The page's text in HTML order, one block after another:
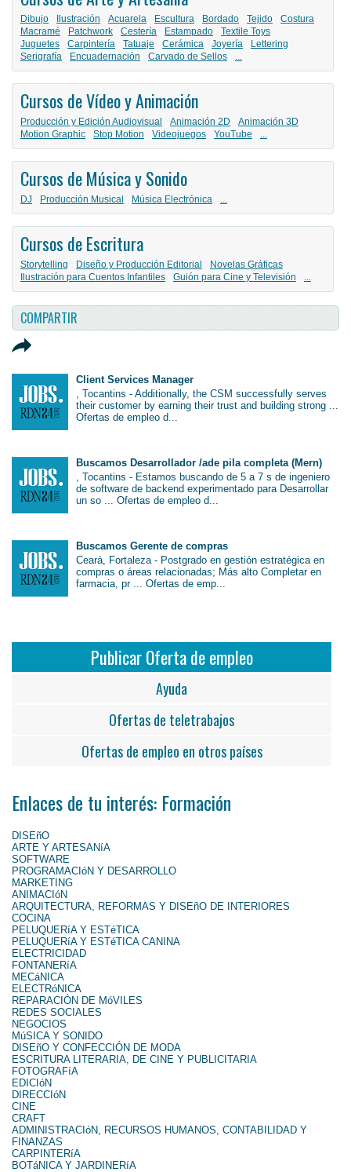
Dibujo Ilustración Acuarela Escultura Bordado Tejido
Costura
Macramé
Patchwork Cestería Estampado
Textile Toys
Juguetes
Carpintería Tatuaje Cerámica Joyería
Lettering
Serigrafía
Encuadernación Carvado de Sellos ...
Cursos de Vídeo y Animación
Producción y Edición Audiovisual Animación 2D
Animación 3D
Motion Graphic
Stop Motion Videojuegos YouTube ...
Cursos de Música y Sonido
DJ Producción Musical Música Electrónica ...
Cursos de Escritura
Storytelling Diseño y Producción Editorial
Novelas Gráficas
Ilustración para Cuentos Infantiles
Guión para Cine y Televisión ...
COMPARTIR
Client Services Manager
, Tocantins - Additionally, the CSM successfully serves
their customer by earning their trust and building strong ...
Ofertas de empleo d...
Buscamos Desarrollador /ade pila completa (Mern)
, Tocantins - Estamos buscando de 5 a 7 s de ingeniero
de software de backend experimentado para Desarrollar
un so ... Ofertas de empleo d...
Buscamos Gerente de compras
Ceará, Fortaleza - Postgrado en gestión estratégica en
compras o áreas relacionadas; Más alto Completar en
farmacia, pr ... Ofertas de emp...
Publicar Oferta de empleo
Ayuda
Ofertas de teletrabajos
Ofertas de empleo en otros países
Enlaces de tu interés: Formación
DISEñO
ARTE Y ARTESANíA
SOFTWARE
PROGRAMACIóN Y DESARROLLO
MARKETING
ANIMACIóN
ARQUITECTURA, REFORMAS Y DISEñO DE INTERIORES
COCINA
PELUQUERíA Y ESTéTICA
PELUQUERíA Y ESTéTICA CANINA
ELECTRICIDAD
FONTANERíA
MECáNICA
ELECTRóNICA
REPARACIÓN DE MóVILES
REDES SOCIALES
NEGOCIOS
MúSICA Y SONIDO
DISEñO Y CONFECCIÓN DE MODA
ESCRITURA LITERARIA, DE CINE Y PUBLICITARIA
FOTOGRAFíA
EDICIóN
DIRECCIóN
CINE
CRAFT
ADMINISTRACIóN, RECURSOS HUMANOS, CONTABILIDAD Y
FINANZAS
CARPINTERíA
BOTáNICA Y JARDINERíA